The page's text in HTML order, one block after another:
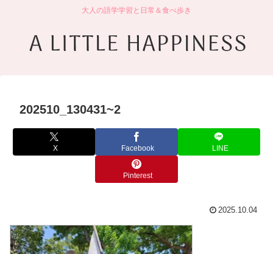
大人の語学学習と日常＆食べ歩き
202510_130431~2
X Facebook LINE
Pinterest
2025.10.04